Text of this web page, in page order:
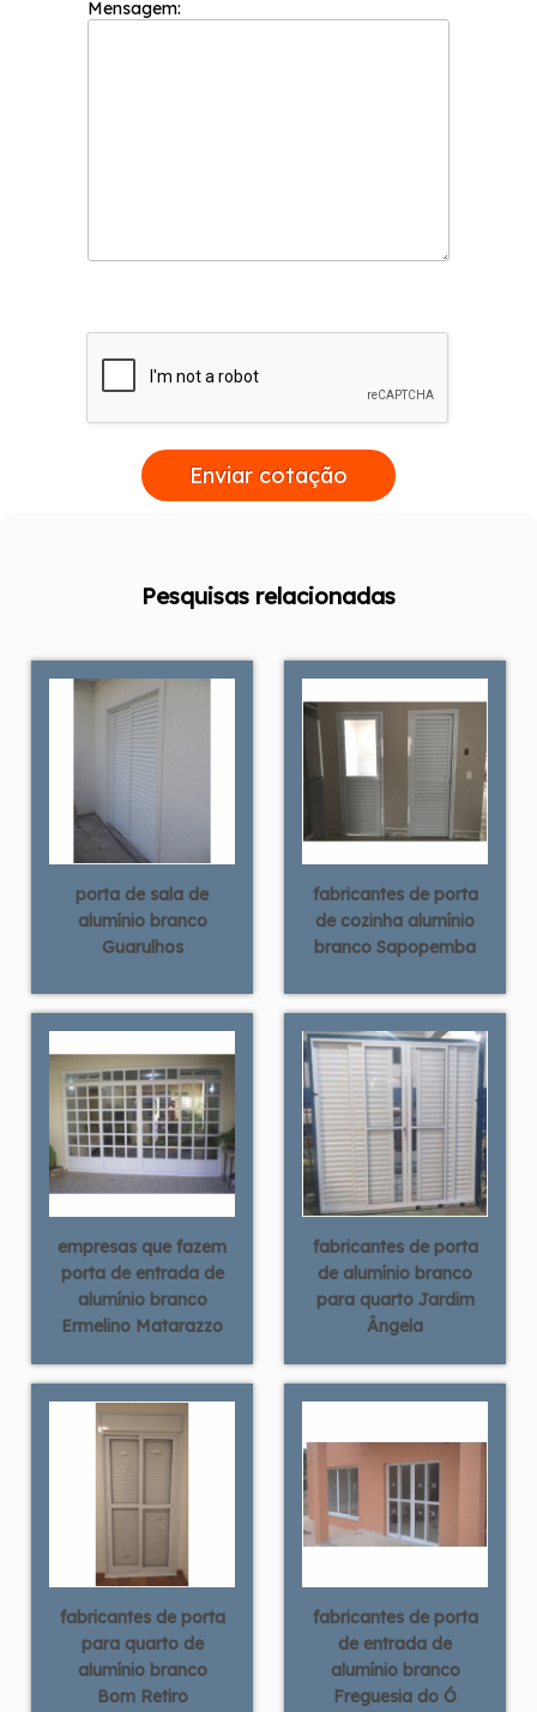
Mensagem:
Enviar cotação
Pesquisas relacionadas
porta de sala de
alumínio branco
Guarulhos
fabricantes de porta
de cozinha alumínio
branco Sapopemba
empresas que fazem
porta de entrada de
alumínio branco
Ermelino Matarazzo
fabricantes de porta
de alumínio branco
para quarto Jardim
Ângela
fabricantes de porta
para quarto de
alumínio branco
Bom Retiro
fabricantes de porta
de entrada de
alumínio branco
Freguesia do Ó